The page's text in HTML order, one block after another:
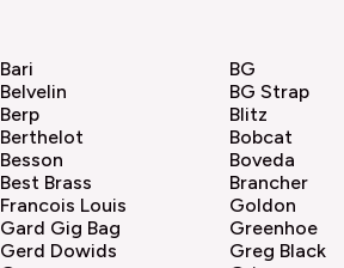
Bari
Belvelin
Berp
Berthelot
Besson
Best Brass
BG
BG Strap
Blitz
Bobcat
Boveda
Brancher
Francois Louis
Gard Gig Bag
Gerd Dowids
Goldon
Greenhoe
Greg Black